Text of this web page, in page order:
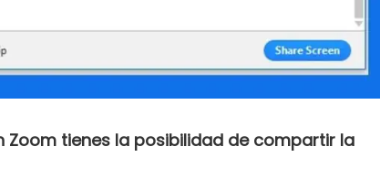
Zoom tienes la posibilidad de compartir la